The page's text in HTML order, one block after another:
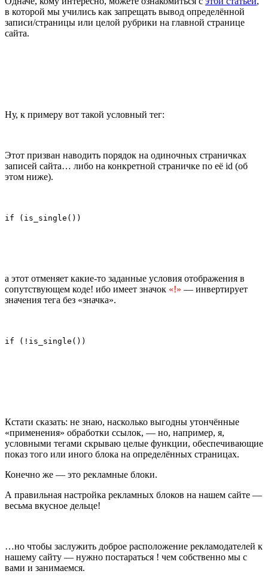
в которой мы учились как запрещать вывод определённой
записи/страницы или целой рубрики на главной странице
сайта.
Ну, к примеру вот такой условный тег:
Этот призван наводить порядок на одиночных страничках
записей сайта… либо на конкретной страничке по её id (об
этом ниже).
if (is_single())
а этот отменяет какие-то заданные условия отображения в
сопутствующем коде! ибо имеет значок «!» — инвертирует
значения тега без «значка».
if (!is_single())
Кстати сказать: не знаю, насколько выгодны утончённые
«применения» обработки ссылок, — но, например, я,
условными тегами скрываю целые функции, обеспечивающие
показ того или иного блока на определённых страницах.
Конечно же — это рекламные блоки.
А правильная настройка рекламных блоков на нашем сайте —
весьма вкусное дельце!
…но чтобы заслужить доброе расположение рекламодателей к
нашему сайту — нужно постараться ! чем собственно мы с
вами и занимаемся.